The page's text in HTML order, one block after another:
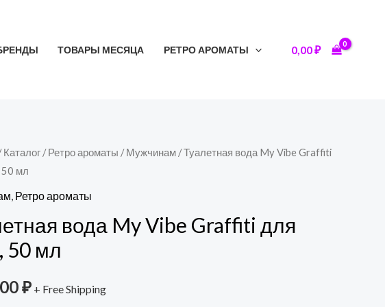
ТОВАРЫ МЕСЯЦА РЕТРО АРОМАТЫ 0,00₽
Каталог /Ретро ароматы /Мужчинам / Туалетная вода My Vibe Graffiti
50 мл
Ретро ароматы
вода My Vibe Graffiti для
50 мл
₽ + Free Shipping